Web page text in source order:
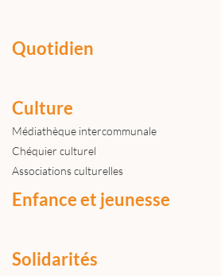
Quotidien
Culture
Médiathèque intercommunale
Chéquier culturel
Associations culturelles
Enfance et jeunesse
Solidarités